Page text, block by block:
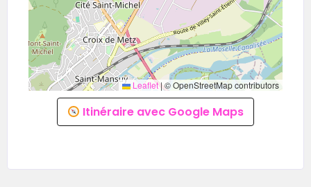
Leaflet|© OpenStreetMap contributors
Itinéraire avec Google Maps